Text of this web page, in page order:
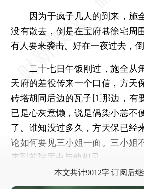
因为于疯子几人的到来，施
没有散去，倒是在宝府巷徐宅周
有人要来袭击。好在一夜过去，倒
二十七日午饭刚过，施全从
天府的差役传来一个口信，方天
砖塔胡同后边的瓦子[1]那边，有
已是心灰意懒，说是偶染小恙不
了。谁知没过多久，方天保已经
论如何要见三小姐一面。三小姐
来到前院厅中与他相见。
本文共计9012字 订阅后